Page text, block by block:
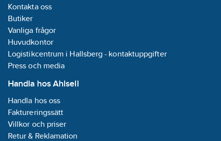
Tillbehör:
temperatursond,
rörelsesensor.
Artikelnummer:
Lev. artikelnr: ZVIZ28A
Materialklass QG2800
Kontakta oss
Butiker
Vanliga frågor
Huvudkontor
Logistikcentrum i Hallsberg - kontaktuppgifter
Press och media
Handla hos Ahlsell
Handla hos oss
Faktureringssätt
Villkor och priser
Retur & Reklamation